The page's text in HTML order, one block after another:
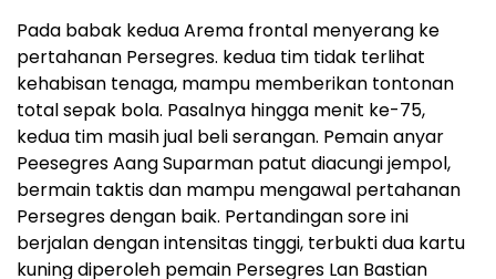
Pada babak kedua Arema frontal menyerang ke
pertahanan Persegres. kedua tim tidak terlihat
kehabisan tenaga, mampu memberikan tontonan
total sepak bola. Pasalnya hingga menit ke-75,
kedua tim masih jual beli serangan. Pemain anyar
Peesegres Aang Suparman patut diacungi jempol,
bermain taktis dan mampu mengawal pertahanan
Persegres dengan baik. Pertandingan sore ini
berjalan dengan intensitas tinggi, terbukti dua kartu
kuning diperoleh pemain Persegres Lan Bastian